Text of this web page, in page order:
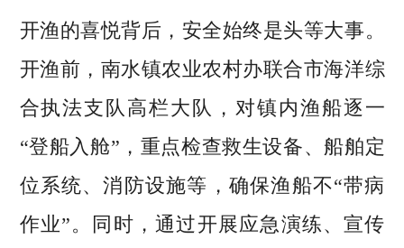
开渔的喜悦背后，安全始终是头等大事。
开渔前，南水镇农业农村办联合市海洋综
合执法支队高栏大队，对镇内渔船逐一
“登船入舱”，重点检查救生设备、船舶定
位系统、消防设施等，确保渔船不“带病
作业”。同时，通过开展应急演练、宣传